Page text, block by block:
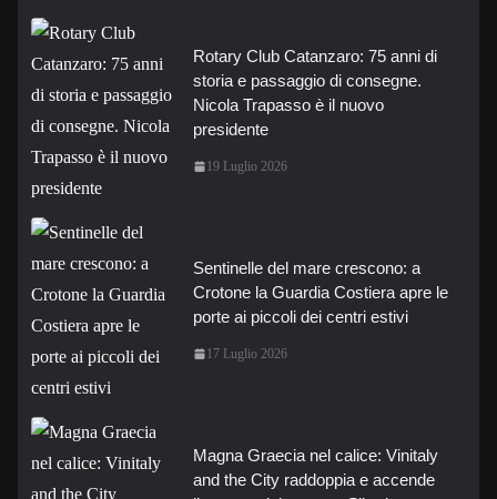
Rotary Club Catanzaro: 75 anni di
storia e passaggio di consegne.
Nicola Trapasso è il nuovo
presidente
19 Luglio 2026
Sentinelle del mare crescono: a
Crotone la Guardia Costiera apre le
porte ai piccoli dei centri estivi
17 Luglio 2026
Magna Graecia nel calice: Vinitaly
and the City raddoppia e accende